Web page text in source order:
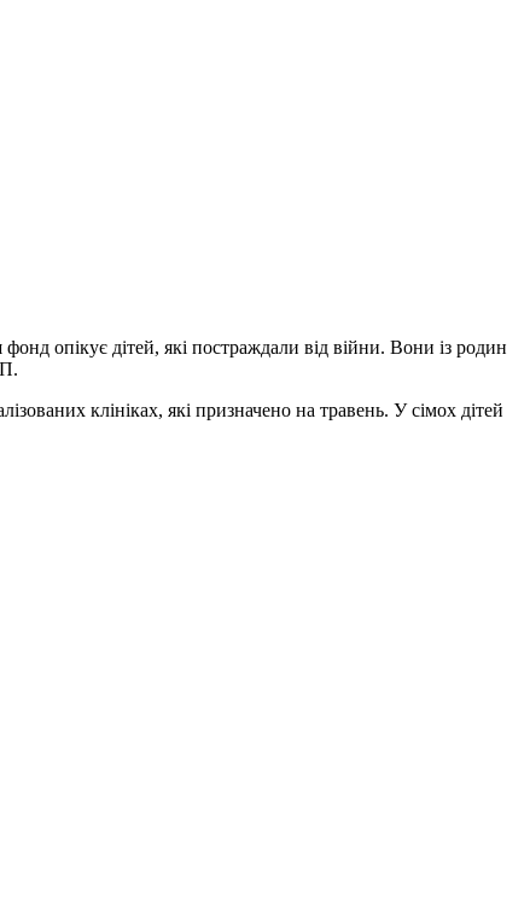
опікує дітей, які постраждали від війни. Вони із родин
клініках, які призначено на травень. У сімох дітей